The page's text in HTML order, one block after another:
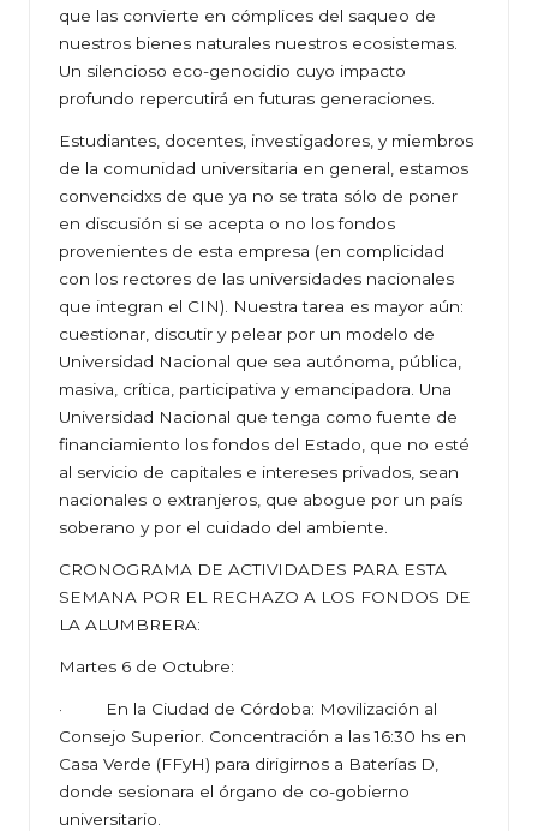
que las convierte en cómplices del saqueo de
nuestros bienes naturales nuestros ecosistemas.
Un silencioso eco-genocidio cuyo impacto
profundo repercutirá en futuras generaciones.
Estudiantes, docentes, investigadores, y miembros
de la comunidad universitaria en general, estamos
convencidxs de que ya no se trata sólo de poner
en discusión si se acepta o no los fondos
provenientes de esta empresa (en complicidad
con los rectores de las universidades nacionales
que integran el CIN). Nuestra tarea es mayor aún:
cuestionar, discutir y pelear por un modelo de
Universidad Nacional que sea autónoma, pública,
masiva, crítica, participativa y emancipadora. Una
Universidad Nacional que tenga como fuente de
financiamiento los fondos del Estado, que no esté
al servicio de capitales e intereses privados, sean
nacionales o extranjeros, que abogue por un país
soberano y por el cuidado del ambiente.
CRONOGRAMA DE ACTIVIDADES PARA ESTA
SEMANA POR EL RECHAZO A LOS FONDOS DE
LA ALUMBRERA:
Martes 6 de Octubre:
· En la Ciudad de Córdoba: Movilización al
Consejo Superior. Concentración a las 16:30 hs en
Casa Verde (FFyH) para dirigirnos a Baterías D,
donde sesionara el órgano de co-gobierno
universitario.